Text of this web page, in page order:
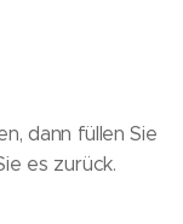
dann füllen Sie
es zurück.